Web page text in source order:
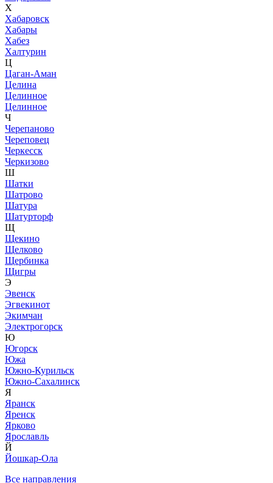
Х
Хабаровск
Хабары
Хабез
Халтурин
Ц
Цаган-Аман
Целина
Целинное
Целинное
Ч
Черепаново
Череповец
Черкесск
Черкизово
Ш
Шатки
Шатрово
Шатура
Шатурторф
Щ
Щекино
Щелково
Щербинка
Щигры
Э
Эвенск
Эгвекинот
Экимчан
Электрогорск
Ю
Югорск
Южа
Южно-Курильск
Южно-Сахалинск
Я
Яранск
Яренск
Ярково
Ярославль
Й
Йошкар-Ола
Все направления